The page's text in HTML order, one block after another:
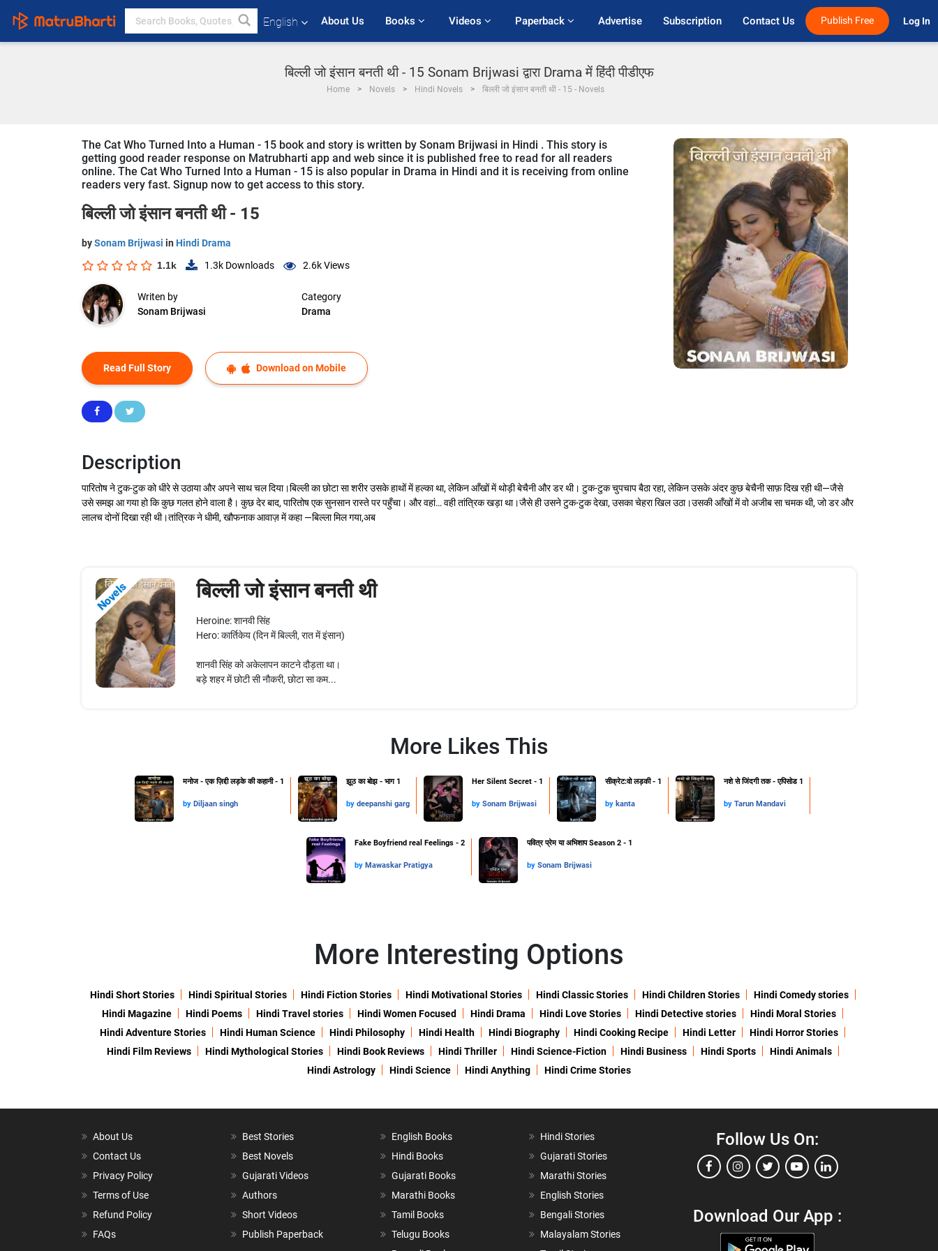
English About Us Books Videos Paperback Advertise Subscription Contact Us Publish Free Log In
बिल्ली जो इंसान बनती थी - 15 Sonam Brijwasi द्वारा Drama में हिंदी पीडीएफ
Home Novels Hindi Novels बिल्ली जो इंसान बनती थी - 15 - Novels
The Cat Who Turned Into a Human - 15 book and story is written by Sonam Brijwasi in Hindi . This story is
getting good reader response on Matrubharti app and web since it is published free to read for all readers
online. The Cat Who Turned Into a Human - 15 is also popular in Drama in Hindi and it is receiving from online
readers very fast. Signup now to get access to this story.
बिल्ली जो इंसान बनती थी - 15
bySonam Brijwasi in Hindi Drama
1.1k 1.3k Downloads 2.6kViews
Writen by
Sonam Brijwasi
Category
Drama
Read Full Story Download on Mobile
Description
पारितोष ने टुक-टुक को धीरे से उठाया और अपने साथ चल दिया।बिल्ली का छोटा सा शरीर उसके हाथों में हल्का था, लेकिन आँखों में थोड़ी बेचैनी और डर थी। टुक-टुक चुपचाप बैठा रहा, लेकिन उसके अंदर कुछ बेचैनी साफ़ दिख रही थी—जैसे
उसे समझ आ गया हो कि कुछ गलत होने वाला है। कुछ देर बाद, पारितोष एक सुनसान रास्ते पर पहुँचा। और वहां… वही तांत्रिक खड़ा था।जैसे ही उसने टुक-टुक देखा, उसका चेहरा खिल उठा।उसकी आँखों में वो अजीब सा चमक थी, जो डर और
लालच दोनों दिखा रही थी।तांत्रिक ने धीमी, खौफनाक आवाज़ में कहा —बिल्ला मिल गया,अब
Novels बिल्ली जो इंसान बनती थी
Heroine: शानवी सिंह
Hero: कार्तिकेय (दिन में बिल्ली, रात में इंसान)
शानवी सिंह को अकेलापन काटने दौड़ता था।
बड़े शहर में छोटी सी नौकरी, छोटा सा कम...
More Likes This
मनोज - एक ज़िद्दी लड़के की कहानी - 1
by Diljaan singh
झूठ का बोझ - भाग 1
by deepanshi garg
Her Silent Secret - 1
by Sonam Brijwasi
सीक्रेट:वो लड़की - 1
by kanta
नशे से जिंदगी तक - एपिसोड 1
by Tarun Mandavi
Fake Boyfriend real Feelings - 2
by Mawaskar Pratigya
पवित्र प्रेम या अभिशाप Season 2 - 1
by Sonam Brijwasi
More Interesting Options
Hindi Short Stories Hindi Spiritual Stories Hindi Fiction Stories Hindi Motivational Stories Hindi Classic Stories Hindi Children Stories
Hindi Comedy stories
Hindi Magazine
Hindi Poems Hindi Travel stories Hindi Women Focused Hindi Drama Hindi Love Stories Hindi Detective stories
Hindi Moral Stories
Hindi Adventure Stories
Hindi Human Science Hindi Philosophy Hindi Health Hindi Biography Hindi Cooking Recipe Hindi Letter
Hindi Horror Stories
Hindi Film Reviews
Hindi Mythological Stories Hindi Book Reviews Hindi Thriller Hindi Science-Fiction Hindi Business Hindi Sports
Hindi Animals
Hindi Astrology
Hindi Science Hindi Anything Hindi Crime Stories
About Us
Contact Us
Privacy Policy
Terms of Use
Refund Policy
FAQs
Best Stories
Best Novels
Gujarati Videos
Authors
Short Videos
Publish Paperback
English Books
Hindi Books
Gujarati Books
Marathi Books
Tamil Books
Telugu Books
Hindi Stories
Gujarati Stories
Marathi Stories
English Stories
Bengali Stories
Malayalam Stories
Follow Us On:
Download Our App :